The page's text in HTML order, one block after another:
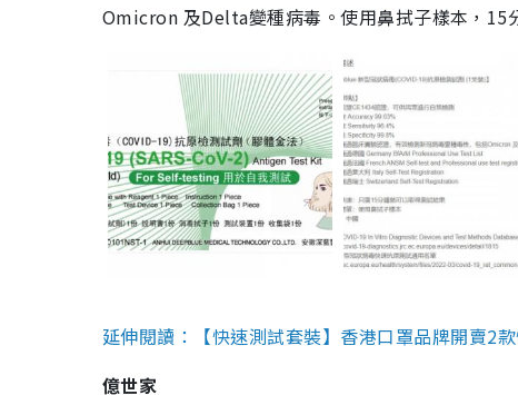
Omicron 及Delta變種病毒。使用鼻拭子樣本，15
延伸閱讀：【快速測試套裝】香港口罩品牌開賣
億世家